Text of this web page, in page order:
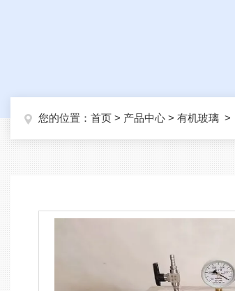
您的位置： 首页 > 产品中心 > 有机玻璃 >